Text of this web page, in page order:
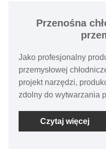
Przenośna
Jako profesjonalny
przemysłowej
projekt narzędzi,
zdolny do wytwarzania
szeroką możliwości od
chłodniczych, MODY,
Czytaj więcej